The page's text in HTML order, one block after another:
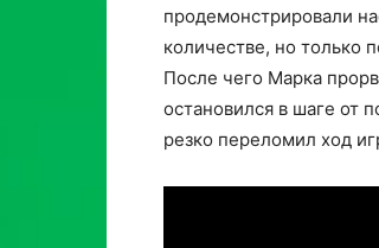
продемонстрировали
количестве, но только
После чего Марка
остановился в шаге от
резко переломил ход